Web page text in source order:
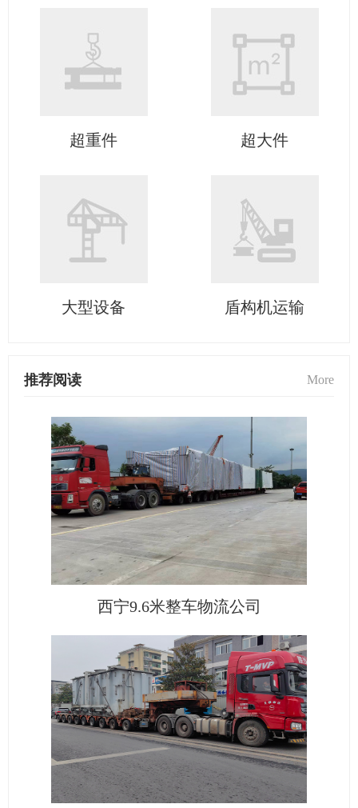
超重件 超大件
大型设备 盾构机运输
推荐阅读 More
西宁9.6米整车物流公司